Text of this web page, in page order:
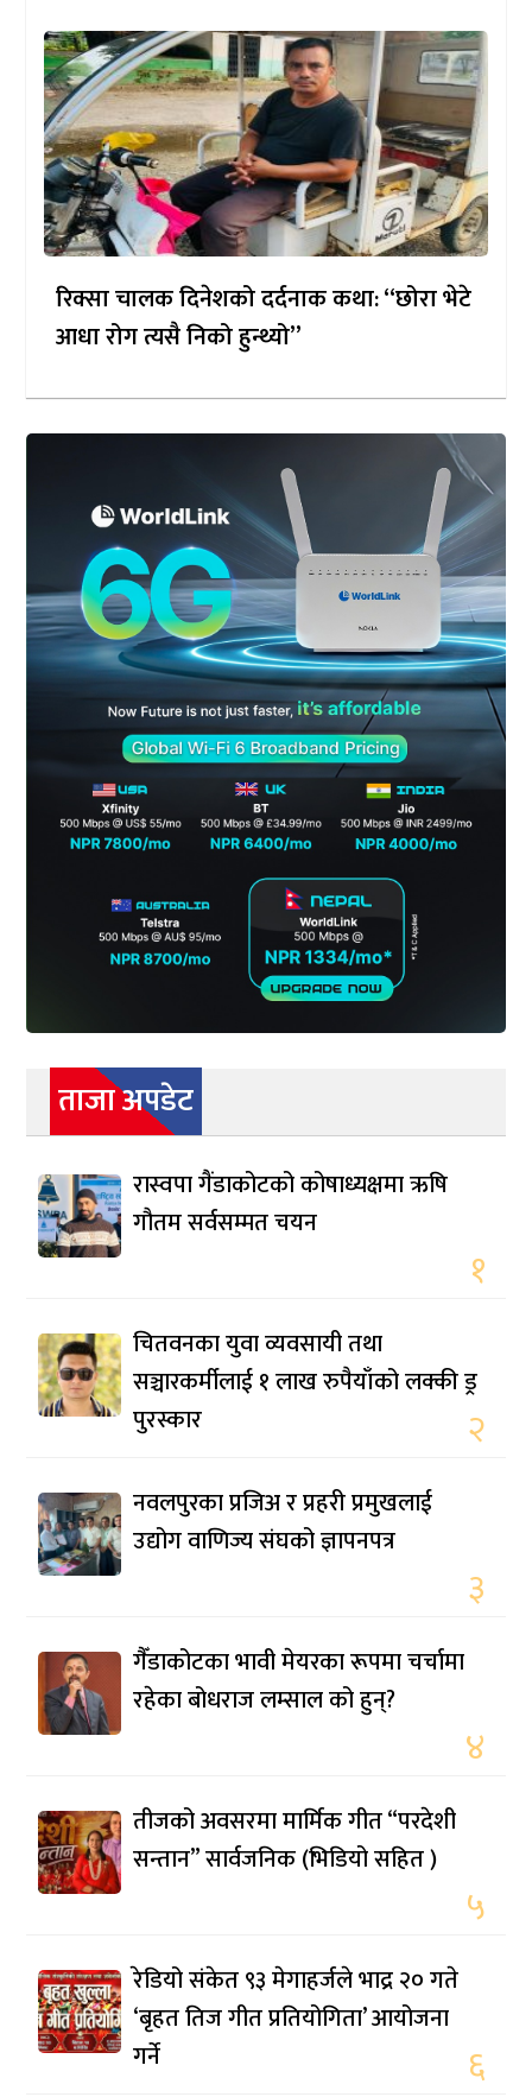
रिक्सा चालक दिनेशको दर्दनाक कथा: “छोरा भेटे
आधा रोग त्यसै निको हुन्थ्यो”
ताजा अपडेट
रास्वपा गैंडाकोटको कोषाध्यक्षमा ऋषि
गौतम सर्वसम्मत चयन
१
चितवनका युवा व्यवसायी तथा
सञ्चारकर्मीलाई १ लाख रुपैयाँको लक्की ड्र
पुरस्कार
२
नवलपुरका प्रजिअ र प्रहरी प्रमुखलाई
उद्योग वाणिज्य संघको ज्ञापनपत्र
३
गैँडाकोटका भावी मेयरका रूपमा चर्चामा
रहेका बोधराज लम्साल को हुन्?
४
तीजको अवसरमा मार्मिक गीत “परदेशी
सन्तान” सार्वजनिक (भिडियो सहित )
५
रेडियो संकेत ९३ मेगाहर्जले भाद्र २० गते
‘बृहत तिज गीत प्रतियोगिता’ आयोजना
गर्ने
६